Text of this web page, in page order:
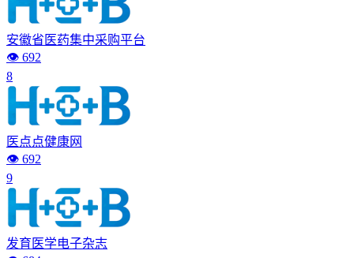
安徽省医药集中采购平台
👁️ 692
8
医点点健康网
👁️ 692
9
发育医学电子杂志